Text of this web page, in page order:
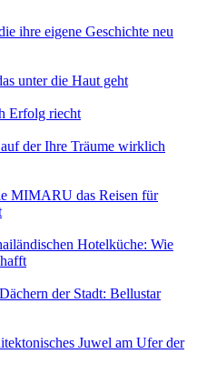
ihre eigene Geschichte neu
unter die Haut geht
Erfolg riecht
der Ihre Träume wirklich
MIMARU das Reisen für
Hotelküche: Wie
der Stadt: Bellustar
Juwel am Ufer der